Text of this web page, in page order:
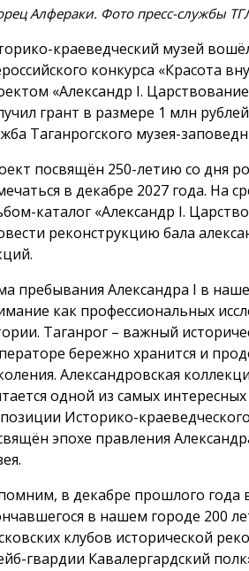
Алфераки. Фото пресс-службы
краеведческий музей
конкурса «Красота
«Александр I.
грант в размере 1 млн
Таганрогского музея-
посвящён 250-летию со дня
в декабре 2027 года. На
каталог «Александр I.
реконструкцию бала
пребывания Александра I в
как профессиональных
Таганрог – важный
бережно хранится и
Александровская
одной из самых
Историко-
эпохе правления
в декабре прошлого года
в нашем городе 200
клубов исторической
гвардии Кавалергардский